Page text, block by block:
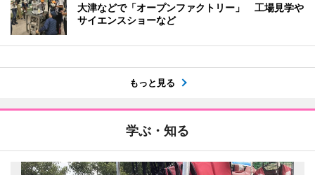
大津などで「オープンファクトリー」 工場見学や
サイエンスショーなど
もっと見る
学ぶ・知る